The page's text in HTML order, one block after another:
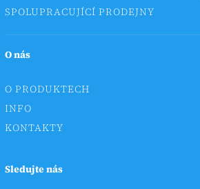
SPOLUPRACUJÍCÍ PRODEJNY
O nás
O PRODUKTECH
INFO
KONTAKTY
Sledujte nás